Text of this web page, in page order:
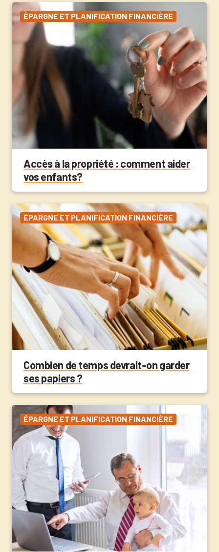
ÉPARGNE ET PLANIFICATION FINANCIÈRE
Accès à la propriété : comment aider
vos enfants?
ÉPARGNE ET PLANIFICATION FINANCIÈRE
Combien de temps devrait-on garder
ses papiers ?
ÉPARGNE ET PLANIFICATION FINANCIÈRE